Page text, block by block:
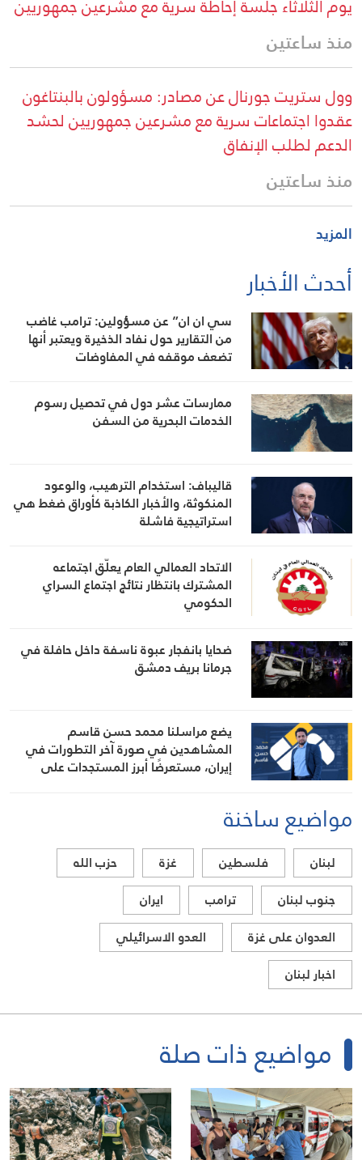
يوم الثلاثاء جلسة إحاطة سرية مع مشرعين جمهوريين
منذ ساعتين
وول ستريت جورنال عن مصادر: مسؤولون بالبنتاغون
عقدوا اجتماعات سرية مع مشرعين جمهوريين لحشد
الدعم لطلب الإنفاق
منذ ساعتين
المزيد
أحدث الأخبار
سي ان ان” عن مسؤولين: ترامب غاضب
من التقارير حول نفاد الذخيرة ويعتبر أنها
تضعف موقفه في المفاوضات
ممارسات عشر دول في تحصيل رسوم
الخدمات البحرية من السفن
قاليباف: استخدام الترهيب، والوعود
المنكوثة، والأخبار الكاذبة كأوراق ضغط هي
استراتيجية فاشلة
الاتحاد العمالي العام يعلّق اجتماعه
المشترك بانتظار نتائج اجتماع السراي
الحكومي
ضحايا بانفجار عبوة ناسفة داخل حافلة في
جرمانا بريف دمشق
يضع مراسلنا محمد حسن قاسم
المشاهدين في صورة آخر التطورات في
إيران، مستعرضًا أبرز المستجدات على
الصلة بالشأنين الداخلي والإقليميمواضيع ساخنة
لبنان فلسطين غزة
حزب الله
جنوب لبنان
ترامب
ايران
العدوان على غزة
العدو الاسرائيلي
اخبار لبنان
مواضيع ذات صلة